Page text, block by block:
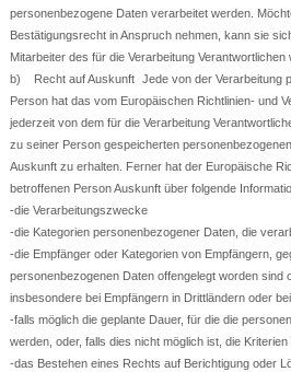
personenbezogene Daten verarbeitet werden.
Bestätigungsrecht in Anspruch nehmen, kann sie
Mitarbeiter des für die Verarbeitung Verantwortlichen
b) Recht auf Auskunft Jede von der Verarbeitung
Person hat das vom Europäischen Richtlinien- und
jederzeit von dem für die Verarbeitung
zu seiner Person gespeicherten
Auskunft zu erhalten. Ferner hat der Europäische
betroffenen Person Auskunft über folgende
-die Verarbeitungszwecke
-die Kategorien personenbezogener Daten, die
-die Empfänger oder Kategorien von Empfängern,
personenbezogenen Daten offengelegt worden sind
insbesondere bei Empfängern in Drittländern oder
-falls möglich die geplante Dauer, für die die
werden, oder, falls dies nicht möglich ist, die
-das Bestehen eines Rechts auf Berichtigung oder